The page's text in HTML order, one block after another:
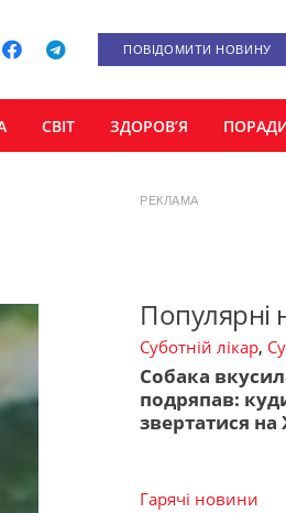
ПОВІДОМИТИ НОВИНУ
СВІТ ЗДОРОВ’Я
РЕКЛАМА
Популярні
Суботній лікар,
Собака
подряпав:
звертатися
Гарячі новини